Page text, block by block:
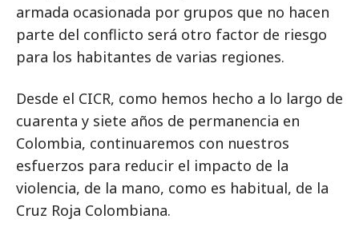
armada ocasionada por grupos que no hacen
parte del conflicto será otro factor de riesgo
para los habitantes de varias regiones.
Desde el CICR, como hemos hecho a lo largo de
cuarenta y siete años de permanencia en
Colombia, continuaremos con nuestros
esfuerzos para reducir el impacto de la
violencia, de la mano, como es habitual, de la
Cruz Roja Colombiana.